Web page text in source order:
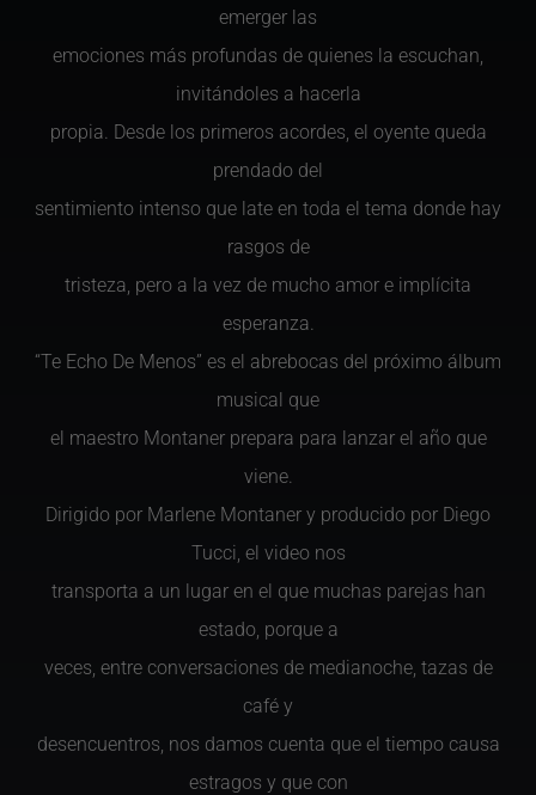
emerger las
emociones más profundas de quienes la escuchan,
invitándoles a hacerla
propia. Desde los primeros acordes, el oyente queda
prendado del
sentimiento intenso que late en toda el tema donde hay
rasgos de
tristeza, pero a la vez de mucho amor e implícita
esperanza.
“Te Echo De Menos” es el abrebocas del próximo álbum
musical que
el maestro Montaner prepara para lanzar el año que
viene.
Dirigido por Marlene Montaner y producido por Diego
Tucci, el video nos
transporta a un lugar en el que muchas parejas han
estado, porque a
veces, entre conversaciones de medianoche, tazas de
café y
desencuentros, nos damos cuenta que el tiempo causa
estragos y que con